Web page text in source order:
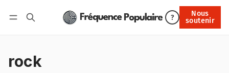
?
Nous
soutenir
Nous soutenir
rock